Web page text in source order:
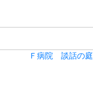
Ｆ病院 談話の庭